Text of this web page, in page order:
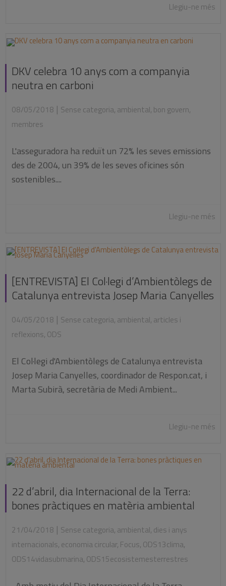
Llegiu-ne més
DKV celebra 10 anys com a companyia
neutra en carboni
08/05/2018 | Sense categoria, ambiental, bon govern,
membres
L'asseguradora ha reduït un 72% les seves emissions
des de 2004, un 39% de les seves oficines són
sostenibles....
Llegiu-ne més
[ENTREVISTA] El Col·legi d’Ambientòlegs de
Catalunya entrevista Josep Maria Canyelles
04/05/2018 | Sense categoria, ambiental, articles i
reflexions, ODS
El Col·legi d'Ambientòlegs de Catalunya entrevista
Josep Maria Canyelles, coordinador de Respon.cat, i
Marta Subirà, secretària de Medi Ambient...
Llegiu-ne més
22 d’abril, dia Internacional de la Terra:
bones pràctiques en matèria ambiental
21/04/2018 | Sense categoria, ambiental, dies i anys
internacionals, economia circular, Focus, ODS13clima,
ODS14vidasubmarina, ODS15ecosistemesterrestres